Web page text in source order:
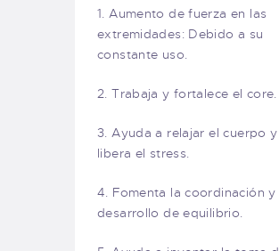
1. Aumento de fuerza en las
extremidades: Debido a su
constante uso.
2. Trabaja y fortalece el core.
3. Ayuda a relajar el cuerpo y
libera el stress.
4. Fomenta la coordinación y
desarrollo de equilibrio.